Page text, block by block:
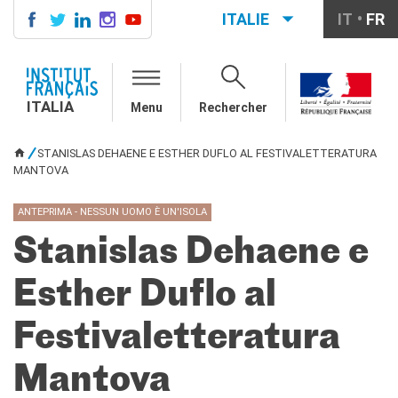
COURS DE FRANÇAIS
LE MONDE SCOLAIRE
Francofonia
Studenti
Formation professionnelle
SPECTACLE VIVANT ET
ARTS VISUELS
La festa della musica
Exaequa
ITALIE IT FR
ITALIA Menu Rechercher
VOUS ÊTES ICI
STANISLAS DEHAENE E ESTHER DUFLO AL FESTIVALETTERATURA
MANTOVA
ANTEPRIMA - NESSUN UOMO È UN'ISOLA
Stanislas Dehaene e
Esther Duflo al
Festivaletteratura
Mantova